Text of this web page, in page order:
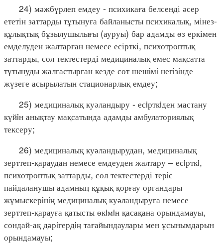
24) мәжбүрлеп емдеу - психикаға белсенді әсер
ететін заттарды тұтынуға байланысты психикалық, мінез-
құлықтық бұзылушылығы (ауруы) бар адамды өз еркімен
емделуден жалтарған немесе есірткі, психотроптық
заттарды, сол тектестерді медициналық емес мақсатта
тұтынуды жалғастырған кезде сот шешiмi негiзiнде
жүзеге асырылатын стационарлық емдеу;
25) медициналық куәландыру - есiрткiден мастану
күйiн анықтау мақсатында адамды амбулаториялық
тексеру;
26) медициналық куәландырудан, медициналық
зерттеп-қараудан немесе емдеуден жалтару – есiрткi,
психотроптық заттарды, сол тектестерді терiс
пайдаланушы адамның құқық қорғау органдары
жұмыскерiнiң медициналық куәландыруға немесе
зерттеп-қарауға қатысты өкiмiн қасақана орындамауы,
сондай-ақ дәрiгердiң тағайындаулары мен ұсынымдарын
орындамауы;